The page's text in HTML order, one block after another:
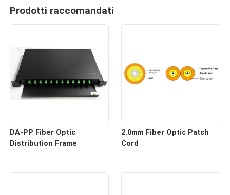
Prodotti raccomandati
DA-PP Fiber Optic
Distribution Frame
2.0mm Fiber Optic Patch
Cord